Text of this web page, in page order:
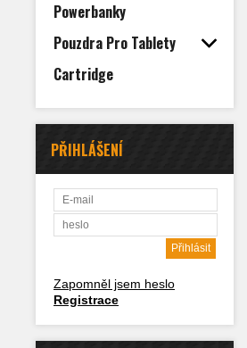
Powerbanky
Pouzdra Pro Tablety
Cartridge
PŘIHLÁŠENÍ
Zapomněl jsem heslo
Registrace